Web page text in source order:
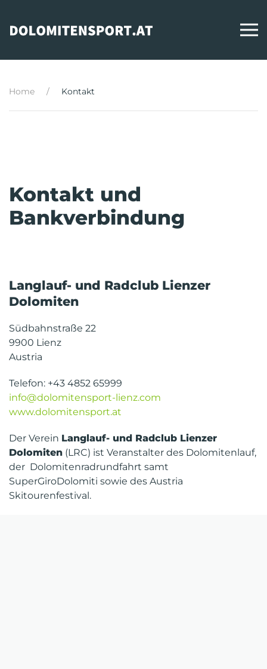
Zum Hauptinhalt springen
Home Kontakt
Kontakt und
Bankverbindung
Langlauf- und Radclub Lienzer
Dolomiten
Südbahnstraße 22
9900 Lienz
Austria
Telefon: +43 4852 65999
info@dolomitensport-lienz.com
www.dolomitensport.at
Der Verein Langlauf- und Radclub Lienzer
Dolomiten (LRC) ist Veranstalter des Dolomitenlauf,
der Dolomitenradrundfahrt samt
SuperGiroDolomiti sowie des Austria
Skitourenfestival.